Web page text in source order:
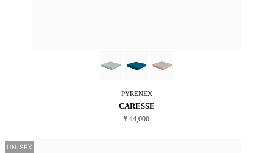
PYRENEX
CARESSE
¥ 44,000
UNISEX